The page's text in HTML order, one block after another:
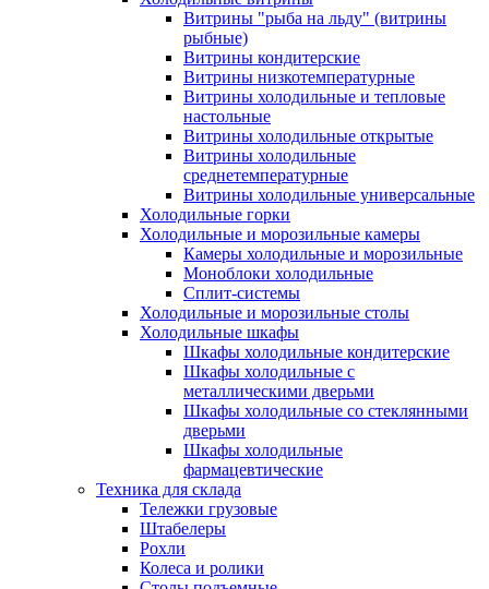
Витрины "рыба на льду" (витрины
рыбные)
Витрины кондитерские
Витрины низкотемпературные
Витрины холодильные и тепловые
настольные
Витрины холодильные открытые
Витрины холодильные
среднетемпературные
Витрины холодильные универсальные
Холодильные горки
Холодильные и морозильные камеры
Камеры холодильные и морозильные
Моноблоки холодильные
Сплит-системы
Холодильные и морозильные столы
Холодильные шкафы
Шкафы холодильные кондитерские
Шкафы холодильные с
металлическими дверьми
Шкафы холодильные со стеклянными
дверьми
Шкафы холодильные
фармацевтические
Техника для склада
Тележки грузовые
Штабелеры
Рохли
Колеса и ролики